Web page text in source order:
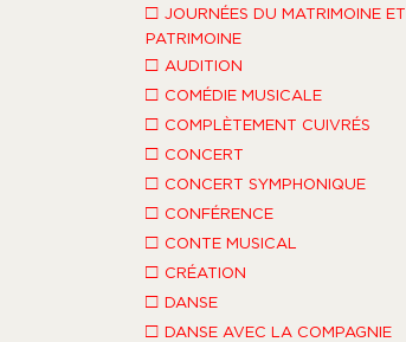
□ JOURNÉES DU MATRIMOINE ET
PATRIMOINE
□ AUDITION
□ COMÉDIE MUSICALE
□ COMPLÈTEMENT CUIVRÉS
□ CONCERT
□ CONCERT SYMPHONIQUE
□ CONFÉRENCE
□ CONTE MUSICAL
□ CRÉATION
□ DANSE
□ DANSE AVEC LA COMPAGNIE